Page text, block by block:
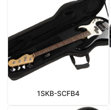
1SKB-SCFB4